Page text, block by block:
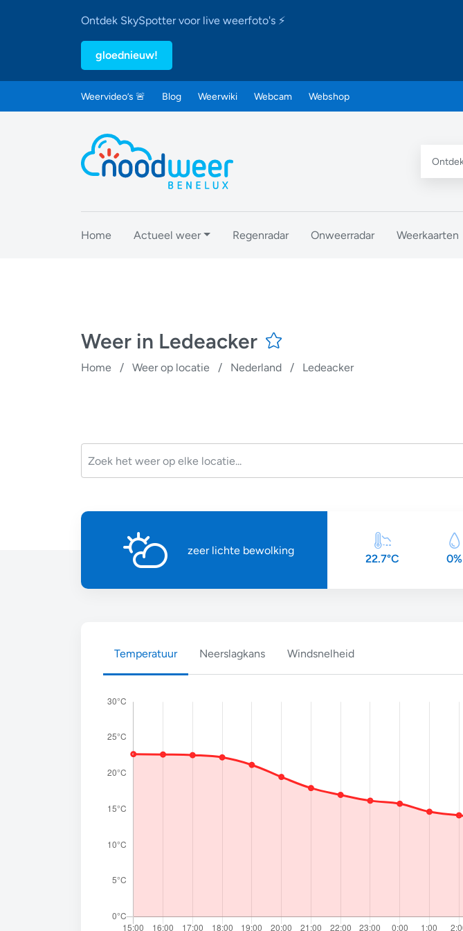
Ontdek SkySpotter voor live weerfoto's ⚡
gloednieuw!
Weervideo’s 🚨 Blog Weerwiki Webcam Webshop
Home Actueel weer Regenradar Onweerradar Weerkaarten
Weer in Ledeacker
Home / Weer op locatie / Nederland / Ledeacker
zeer lichte bewolking
22.7°C 0%
Temperatuur Neerslagkans Windsnelheid